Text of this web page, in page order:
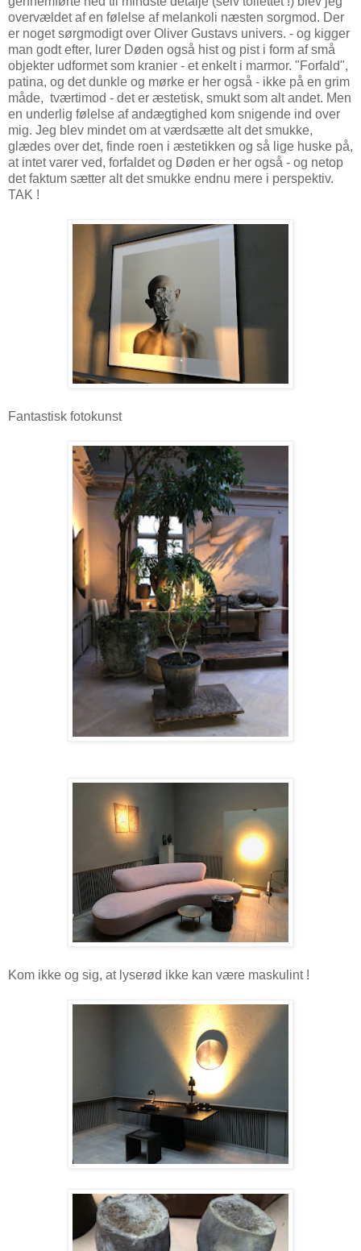
overvældet af en følelse af melankoli næsten sorgmod. Der
er noget sørgmodigt over Oliver Gustavs univers. - og kigger
man godt efter, lurer Døden også hist og pist i form af små
objekter udformet som kranier - et enkelt i marmor. "Forfald",
patina, og det dunkle og mørke er her også - ikke på en grim
måde, tværtimod - det er æstetisk, smukt som alt andet. Men
en underlig følelse af andægtighed kom snigende ind over
mig. Jeg blev mindet om at værdsætte alt det smukke,
glædes over det, finde roen i æstetikken og så lige huske på,
at intet varer ved, forfaldet og Døden er her også - og netop
det faktum sætter alt det smukke endnu mere i perspektiv.
TAK !
Fantastisk fotokunst
Kom ikke og sig, at lyserød ikke kan være maskulint !